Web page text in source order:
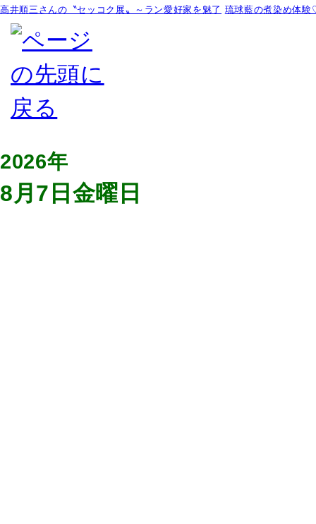
高井順三さんの〝セッコク展〟～ラン愛好家を魅了 琉球藍の煮染め体
2026年
8月7日金曜日